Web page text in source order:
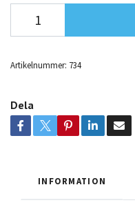
Artikelnummer: 734
Dela
INFORMATION